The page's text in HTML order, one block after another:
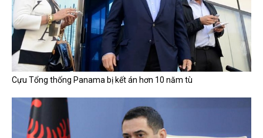
Cựu Tổng thống Panama bị kết án hơn 10 năm tù